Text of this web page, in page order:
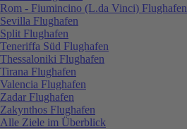
Rom - Fiumincino (L.da Vinci) Flughafen
Sevilla Flughafen
Split Flughafen
Teneriffa Süd Flughafen
Thessaloniki Flughafen
Tirana Flughafen
Valencia Flughafen
Zadar Flughafen
Zakynthos Flughafen
Alle Ziele im Überblick